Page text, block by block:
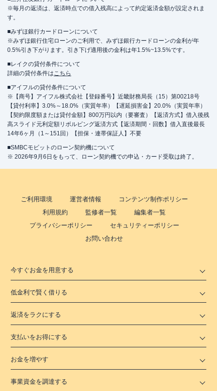
※毎月の返済は、返済時点での借入残高によって約定返済金額が設定されま
す。
■みずほ銀行カードローンについて
※みずほ銀行住宅ローンのご利用で、みずほ銀行カードローンの金利が年
0.5%引き下がります。引き下げ適用後の金利は年1.5%~13.5%です。
■レイクの貸付条件について
詳細の貸付条件はこちら
■アイフルの貸付条件について
※【商号】アイフル株式会社【登録番号】近畿財務局長（15）第00218号
【貸付利率】3.0%～18.0%（実質年率）【遅延損害金】20.0%（実質年率）
【契約限度額または貸付金額】800万円以内（要審査）【返済方式】借入後残
高スライド元利定額リボルビング返済方式【返済期間・回数】借入直後最長
14年6ヶ月（1～151回）【担保・連帯保証人】不要
■SMBCモビットのローン契約機について
※ 2026年9月6日をもって、ローン契約機での申込・カード受取は終了。
ご利用環境 運営者情報
コンテンツ制作ポリシー
利用規約
監修者一覧
編集者一覧
プライバシーポリシー
セキュリティーポリシー
お問い合わせ
今すぐお金を用意する
低金利で賢く借りる
返済をラクにする
支払いをお得にする
お金を増やす
事業資金を調達する